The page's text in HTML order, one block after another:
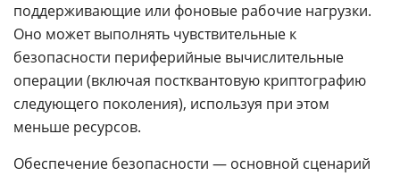
поддерживающие или фоновые рабочие нагрузки.
Оно может выполнять чувствительные к
безопасности периферийные вычислительные
операции (включая постквантовую криптографию
следующего поколения), используя при этом
меньше ресурсов.
Обеспечение безопасности — основной сценарий